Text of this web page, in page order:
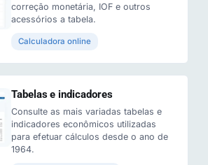
correção monetária, IOF e outros
acessórios a tabela.
Calculadora online
Tabelas e indicadores
Consulte as mais variadas tabelas e
indicadores econômicos utilizadas
para efetuar cálculos desde o ano de
1964.